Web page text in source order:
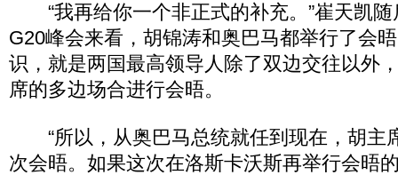
“我再给你一个非正式的补充。”崔天凯随
G20峰会来看，胡锦涛和奥巴马都举行了会
识，就是两国最高领导人除了双边交往以外
席的多边场合进行会晤。
“所以，从奥巴马总统就任到现在，胡主
次会晤。如果这次在洛斯卡沃斯再举行会晤